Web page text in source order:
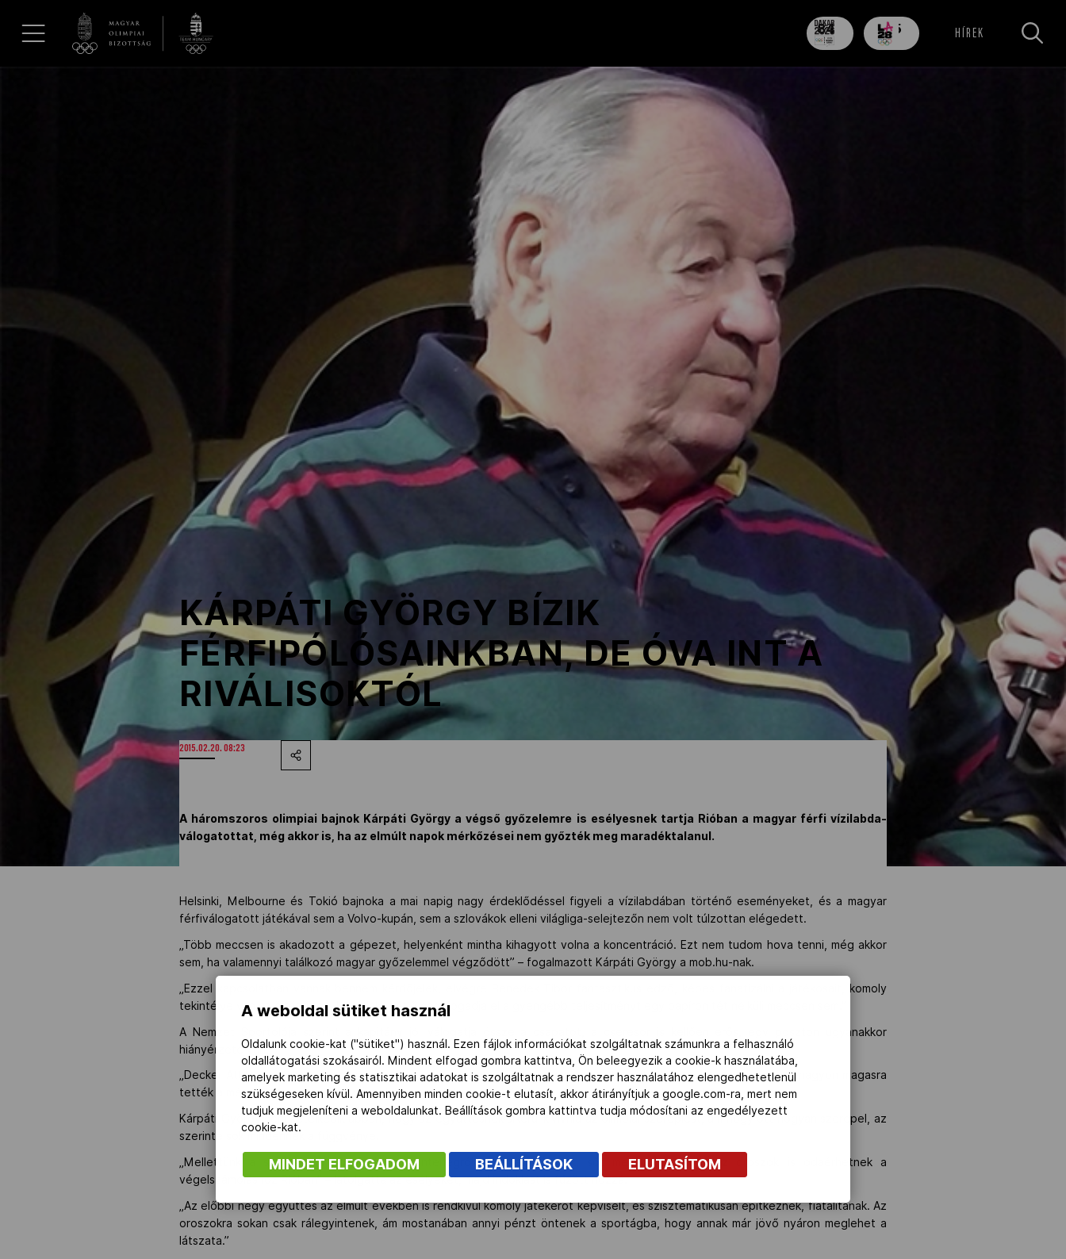
Kettőskarrier-program
Társszervezetek
OVEP
84
nap
705
nap HÍREK
KÁRPÁTI GYÖRGY BÍZIK
FÉRFIPÓLÓSAINKBAN, DE ÓVA INT A
RIVÁLISOKTÓL
2015.02.20. 08:23
A háromszoros olimpiai bajnok Kárpáti György a végső győzelemre is esélyesnek tartja Rióban a magyar férfi vízilabda-
válogatottat, még akkor is, ha az elmúlt napok mérkőzései nem győzték meg maradéktalanul.
Helsinki, Melbourne és Tokió bajnoka a mai napig nagy érdeklődéssel figyeli a vízilabdában történő eseményeket, és a magyar
férfiválogatott játékával sem a Volvo-kupán, sem a szlovákok elleni világliga-selejtezőn nem volt túlzottan elégedett.
„Több meccsen is akadozott a gépezet, helyenként mintha kihagyott volna a koncentráció. Ezt nem tudom hova tenni, még akkor
sem, ha valamennyi találkozó magyar győzelemmel végződött” – fogalmazott Kárpáti György a mob.hu-nak.
„Ezzel kapcsolatban vannak bennem kérdőjelek, elvégre Benedek Tibor fantasztikus edző, képes fanatizálni a játékosait, komoly
tekintélye van az öltözőben. Ha valaki, hát ő nem fogadja el a gyengébb teljesítményt egy papíron tét nélküli meccsen sem.”
A Nemzet Sportolója szerint a kapitány jól válogatja össze a csapatot, a cseresor is kellően erős, egy poszton ugyanakkor
hiányérzete van.
„Decker Attila kiváló kapus, a margitszigeti Európa-bajnokságon is nagyszerűen teljesített, de… Az elődjei nagyon-nagyon magasra
tették a mércét! Elismerem, nagyon nehéz megfelelni az elvárásoknak, de a múlt sikerei köteleznek.”
Kárpáti György nem kételkedik abban, hogy az együttesnek sikerül kivívnia az olimpiai szereplést, ám hogy ott hogyan szerepel, az
szerinte sok mindennek a függvénye.
„Mellettünk a szerbek, a horvátok, a montenegróiak és az olaszok, sőt megkockáztatom, az oroszok is odaérhetnek a
végelszámoláshoz Rióban” – latolgatta az esélyeket, majd indoklást is fűzött hozzá.
„Az előbbi négy együttes az elmúlt években is rendkívül komoly játékerőt képviselt, és szisztematikusan építkeznek, fiatalítanak. Az
oroszokra sokan csak rálegyintenek, ám mostanában annyi pénzt öntenek a sportágba, hogy annak már jövő nyáron meglehet a
látszata.”
A weboldal sütiket használ
Oldalunk cookie-kat ("sütiket") használ. Ezen fájlok információkat szolgáltatnak számunkra a felhasználó
oldallátogatási szokásairól. Mindent elfogad gombra kattintva, Ön beleegyezik a cookie-k használatába,
amelyek marketing és statisztikai adatokat is szolgáltatnak a rendszer használatához elengedhetetlenül
szükségeseken kívül. Amennyiben minden cookie-t elutasít, akkor átirányítjuk a google.com-ra, mert nem
tudjuk megjeleníteni a weboldalunkat. Beállítások gombra kattintva tudja módosítani az engedélyezett
cookie-kat.
MINDET ELFOGADOM BEÁLLÍTÁSOK ELUTASÍTOM